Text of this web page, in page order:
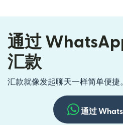
通过
汇款
汇款就像发起聊天一样简单便捷
通过